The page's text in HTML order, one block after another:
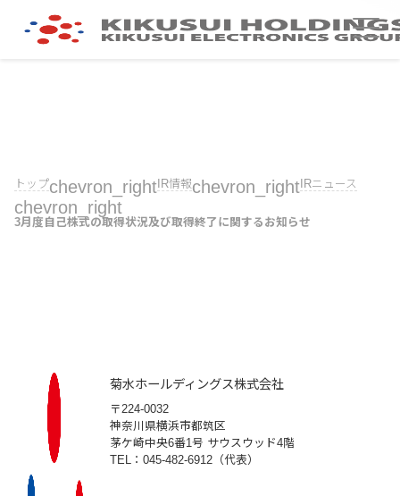
トップchevron_right IR情報chevron_right IRニュース
chevron_right
3月度自己株式の取得状況及び取得終了に関するお知らせ
菊水ホールディングス株式会社
〒224-0032
神奈川県横浜市都筑区
茅ケ崎中央6番1号 サウスウッド4階
TEL：045-482-6912（代表）